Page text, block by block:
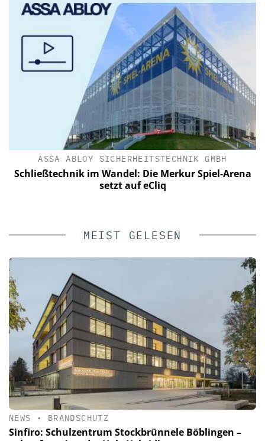
ASSA ABLOY SICHERHEITSTECHNIK GMBH
Schließtechnik im Wandel: Die Merkur Spiel-Arena
setzt auf eCliq
MEIST GELESEN
NEWS • BRANDSCHUTZ
Sinfiro: Schulzentrum Stockbrünnele Böblingen –